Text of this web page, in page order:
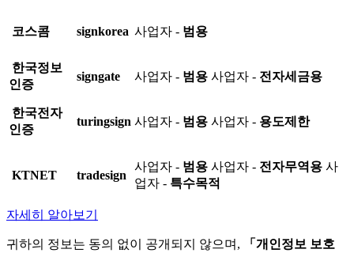
코스콤 signkorea 사업자 - 범용
한국정보
인증
signgate 사업자 - 범용 사업자 - 전자세금용
한국전자
인증
turingsign 사업자 - 범용 사업자 - 용도제한
KTNET tradesign
사업자 - 범용 사업자 - 전자무역용 사
업자 - 특수목적
자세히 알아보기
귀하의 정보는 동의 없이 공개되지 않으며,
「개인정보 보호